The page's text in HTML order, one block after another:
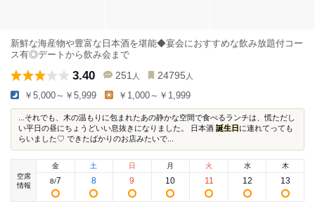
新鮮な海産物や豊富な日本酒を堪能◆宴会におすすめな飲み放題付コー
ス有◎デートから飲み会まで
3.40 251 人 24795 人
￥5,000～￥5,999 ￥1,000～￥1,999
...それでも、木の温もりに包まれたあの静かな空間で食べるランチは、慌ただし
い平日の昼にちょうどいい息抜きになりました。 日本酒 誕生日 に連れてっても
らいました♡ できたばかりのお店みたいで...
空席
情報
金
8/7
土
8
日
9
月
10
火
11
水
12
木
13